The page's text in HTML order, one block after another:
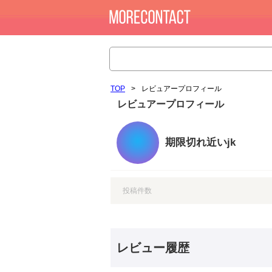
TOP > レビュアープロフィール
レビュアープロフィール
期限切れ近いjk
投稿件数
レビュー履歴